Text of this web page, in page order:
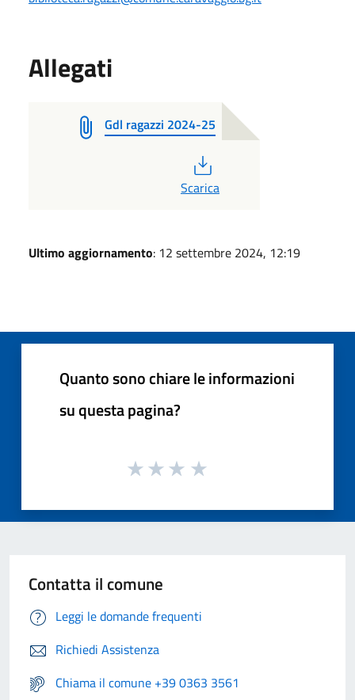
Allegati
Gdl ragazzi 2024-25
Scarica
Ultimo aggiornamento: 12 settembre 2024, 12:19
Quanto sono chiare le informazioni
su questa pagina?
Contatta il comune
Leggi le domande frequenti
Richiedi Assistenza
Chiama il comune +39 0363 3561